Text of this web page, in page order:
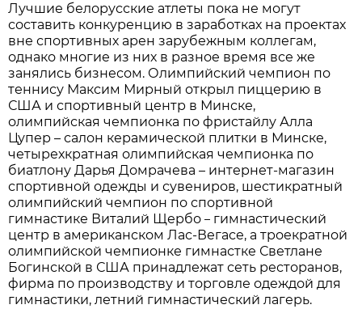
Лучшие белорусские атлеты пока не могут
составить конкуренцию в заработках на проектах
вне спортивных арен зарубежным коллегам,
однако многие из них в разное время все же
занялись бизнесом. Олимпийский чемпион по
теннису Максим Мирный открыл пиццерию в
США и спортивный центр в Минске,
олимпийская чемпионка по фристайлу Алла
Цупер – салон керамической плитки в Минске,
четырехкратная олимпийская чемпионка по
биатлону Дарья Домрачева – интернет-магазин
спортивной одежды и сувениров, шестикратный
олимпийский чемпион по спортивной
гимнастике Виталий Щербо– гимнастический
центр в американском Лас-Вегасе, а троекратной
олимпийской чемпионке гимнастке Светлане
Богинской в США принадлежат сеть ресторанов,
фирма по производству и торговле одеждой для
гимнастики, летний гимнастический лагерь.